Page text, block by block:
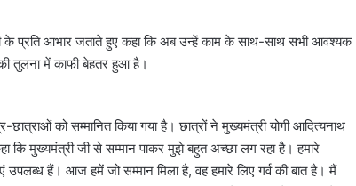
के प्रति आभार जताते हुए कहा कि अब उन्हें काम के साथ-साथ सभी आवश्यक
तुलना में काफी बेहतर हुआ है।
को सम्मानित किया गया है। छात्रों ने मुख्यमंत्री योगी आदित्यनाथ
कि मुख्यमंत्री जी से सम्मान पाकर मुझे बहुत अच्छा लग रहा है। हमारे
उपलब्ध हैं। आज हमें जो सम्मान मिला है, वह हमारे लिए गर्व की बात है। मैं